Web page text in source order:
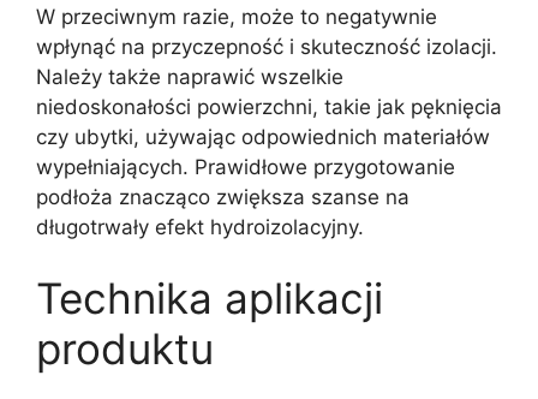
W przeciwnym razie, może to negatywnie
wpłynąć na przyczepność i skuteczność izolacji.
Należy także naprawić wszelkie
niedoskonałości powierzchni, takie jak pęknięcia
czy ubytki, używając odpowiednich materiałów
wypełniających. Prawidłowe przygotowanie
podłoża znacząco zwiększa szanse na
długotrwały efekt hydroizolacyjny.
Technika aplikacji
produktu